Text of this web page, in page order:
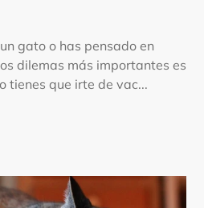
gato o has pensado en
dilemas más importantes es
tienes que irte de vac...